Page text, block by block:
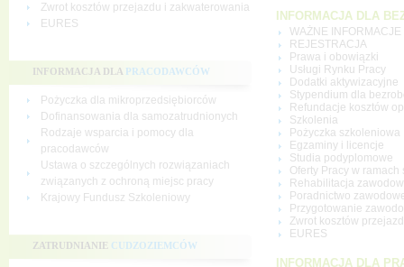
Zwrot kosztów przejazdu i zakwaterowania
EURES
INFORMACJA DLA PRACODAWCÓW
Pożyczka dla mikroprzedsiębiorców
Dofinansowania dla samozatrudnionych
Rodzaje wsparcia i pomocy dla
pracodawców
Ustawa o szczególnych rozwiązaniach
związanych z ochroną miejsc pracy
Krajowy Fundusz Szkoleniowy
ZATRUDNIANIE CUDZOZIEMCÓW
INFORMACJA DLA
WAŻNE
REJESTRACJA
Prawa i obowiązki
Usługi Rynku Pracy
Dodatki aktywizacyjne
Stypendium dla
Refundacje kosztów
Szkolenia
Pożyczka szkoleniowa
Egzaminy i licencje
Studia podyplomowe
Oferty Pracy w ramach
Rehabilitacja
Poradnictwo
Przygotowanie
Zwrot kosztów
EURES
INFORMACJA DLA